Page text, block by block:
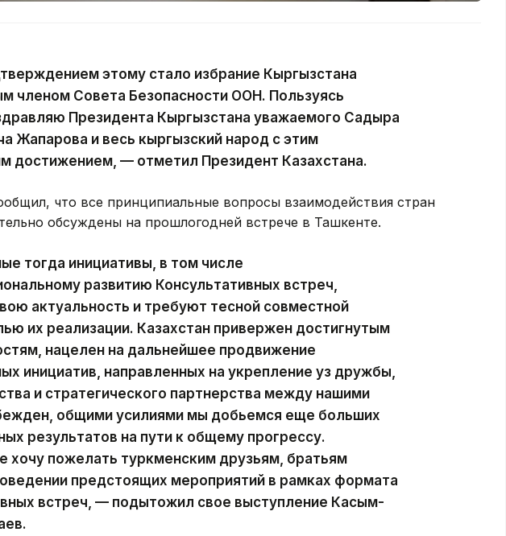
этому стало избрание Кыргызстана
членом Совета Безопасности ООН. Пользуясь
Президента Кыргызстана уважаемого Садыра
Жапарова и весь кыргызский народ с этим
достижением, — отметил Президент Казахстана.
что все принципиальные вопросы взаимодействия стран
обсуждены на прошлогодней встрече в Ташкенте.
тогда инициативы, в том числе
развитию Консультативных встреч,
актуальность и требуют тесной совместной
их реализации. Казахстан привержен достигнутым
нацелен на дальнейшее продвижение
инициатив, направленных на укрепление уз дружбы,
и стратегического партнерства между нашими
общими усилиями мы добьемся еще больших
результатов на пути к общему прогрессу.
хочу пожелать туркменским друзьям, братьям
предстоящих мероприятий в рамках формата
встреч, — подытожил свое выступление Касым-